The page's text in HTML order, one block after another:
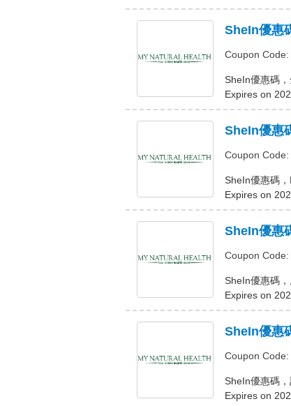
SheIn優惠
Coupon Code:
SheIn優惠碼
Expires on
SheIn優惠
Coupon Code:
SheIn優惠碼
Expires on
SheIn優惠
Coupon Code:
SheIn優惠碼
Expires on
SheIn優惠
Coupon Code:
SheIn優惠碼
Expires on